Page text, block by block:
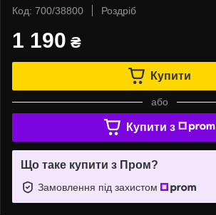
Код: 700/38800
Роздріб
1 190 ₴
Купити
або
Купити з
Що таке купити з Пром?
Замовлення під захистом